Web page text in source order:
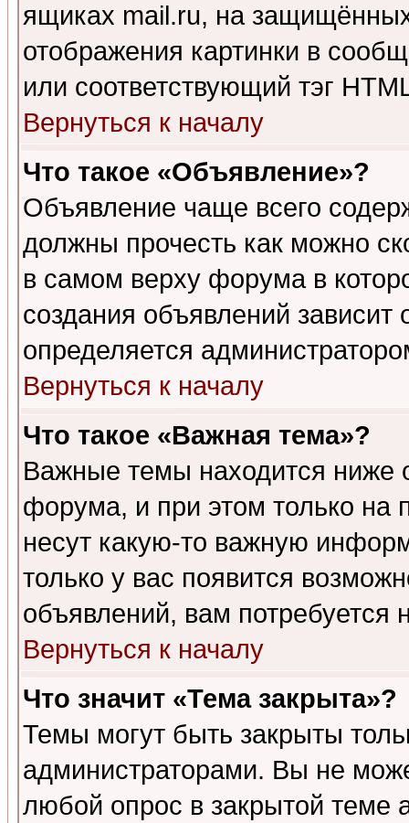
ящиках mail.ru, на
отображения картинки в
или соответствующий тэг
Вернуться к началу
Что такое «Объявление»?
Объявление чаще всего
должны прочесть как можно
в самом верху форума в
создания объявлений зависит
определяется
Вернуться к началу
Что такое «Важная тема»?
Важные темы находится ниже
форума, и при этом только на
несут какую-то важную
только у вас появится
объявлений, вам потребуется
Вернуться к началу
Что значит «Тема закрыта»?
Темы могут быть закрыты
администраторами. Вы не
любой опрос в закрытой теме